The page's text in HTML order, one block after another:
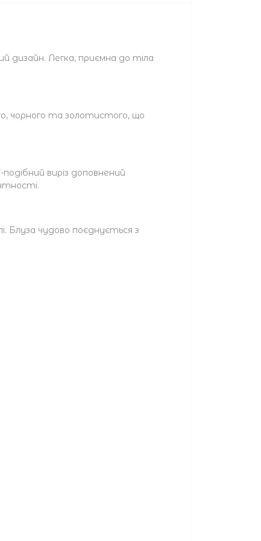
дизайн. Легка, приємна до тіла
чорного та золотистого, що
виріз доповнений
Блуза чудово поєднується з